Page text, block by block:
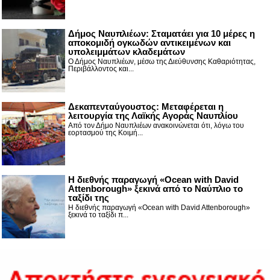
Δήμος Ναυπλιέων: Σταματάει για 10 μέρες η
αποκομιδή ογκωδών αντικειμένων και
υπολειμμάτων κλαδεμάτων
Ο Δήμος Ναυπλιέων, μέσω της Διεύθυνσης Καθαριότητας,
Περιβάλλοντος και...
Δεκαπενταύγουστος: Μεταφέρεται η
λειτουργία της Λαϊκής Αγοράς Ναυπλίου
Από τον Δήμο Ναυπλιέων ανακοινώνεται ότι, λόγω του
εορτασμού της Κοιμή...
Η διεθνής παραγωγή «Ocean with David
Attenborough» ξεκινά από το Ναύπλιο το
ταξίδι της
Η διεθνής παραγωγή «Ocean with David Attenborough»
ξεκινά το ταξίδι π...